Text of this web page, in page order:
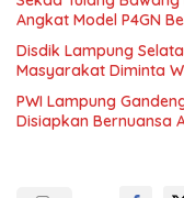
Angkat Model P4GN
Disdik Lampung
Masyarakat Diminta
PWI Lampung
Disiapkan Bernuansa